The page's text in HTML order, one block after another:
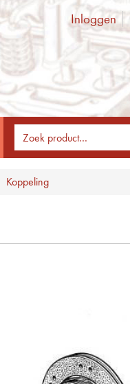
Inloggen
Koppeling